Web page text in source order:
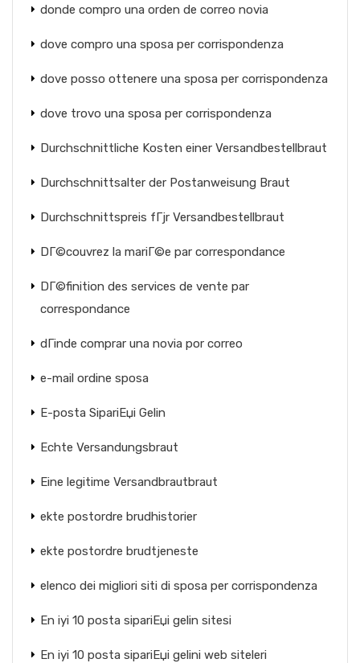
donde compro una orden de correo novia
dove compro una sposa per corrispondenza
dove posso ottenere una sposa per corrispondenza
dove trovo una sposa per corrispondenza
Durchschnittliche Kosten einer Versandbestellbraut
Durchschnittsalter der Postanweisung Braut
Durchschnittspreis fГјr Versandbestellbraut
DГ©couvrez la mariГ©e par correspondance
DГ©finition des services de vente par
correspondance
dГіnde comprar una novia por correo
e-mail ordine sposa
E-posta SipariЕџi Gelin
Echte Versandungsbraut
Eine legitime Versandbrautbraut
ekte postordre brudhistorier
ekte postordre brudtjeneste
elenco dei migliori siti di sposa per corrispondenza
En iyi 10 posta sipariЕџi gelin sitesi
En iyi 10 posta sipariЕџi gelini web siteleri